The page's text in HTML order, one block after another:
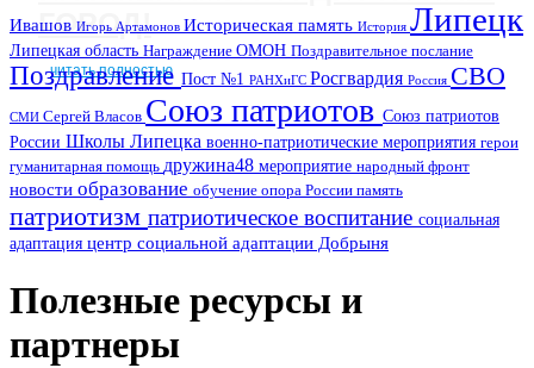
ГОРОД!
читать полностью
Ивашов Игорь Артамонов Историческая память История Липецк
Липецкая область Награждение ОМОН Поздравительное послание
Поздравление Пост №1 РАНХиГС Росгвардия Россия СВО
СМИ Сергей Власов Союз патриотов Союз патриотов
России Школы Липецка военно-патриотические мероприятия герои
гуманитарная помощь дружина48 мероприятие народный фронт
новости образование обучение опора России память
патриотизм патриотическое воспитание социальная
адаптация центр социальной адаптации Добрыня
Полезные ресурсы и
партнеры